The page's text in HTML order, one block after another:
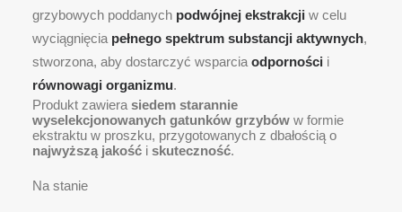
grzybowych poddanych podwójnej ekstrakcji w celu
wyciągnięcia pełnego spektrum substancji aktywnych,
stworzona, aby dostarczyć wsparcia odporności i
równowagi organizmu.
Produkt zawiera siedem starannie
wyselekcjonowanych gatunków grzybów w formie
ekstraktu w proszku, przygotowanych z dbałością o
najwyższą jakość i skuteczność.
Na stanie